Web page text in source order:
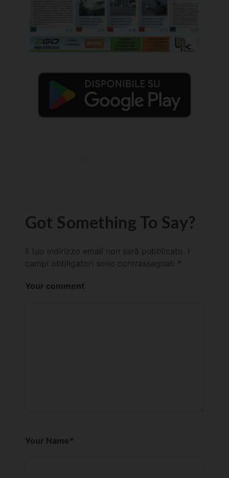
Got Something To Say?
Il tuo indirizzo email non sarà pubblicato.
campi obbligatori sono contrassegnati *
Your comment
Your Name*